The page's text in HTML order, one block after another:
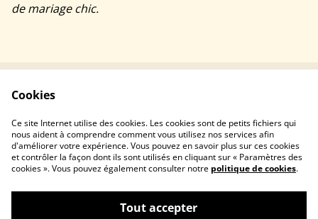
de mariage chic.
Politique de
confidentialité
Politique de cookies
Cookies
Ce site Internet utilise des cookies. Les cookies sont de petits fichiers qui
nous aident à comprendre comment vous utilisez nos services afin
d'améliorer votre expérience. Vous pouvez en savoir plus sur ces cookies
et contrôler la façon dont ils sont utilisés en cliquant sur « Paramètres des
cookies ». Vous pouvez également consulter notre politique de cookies.
Tout accepter